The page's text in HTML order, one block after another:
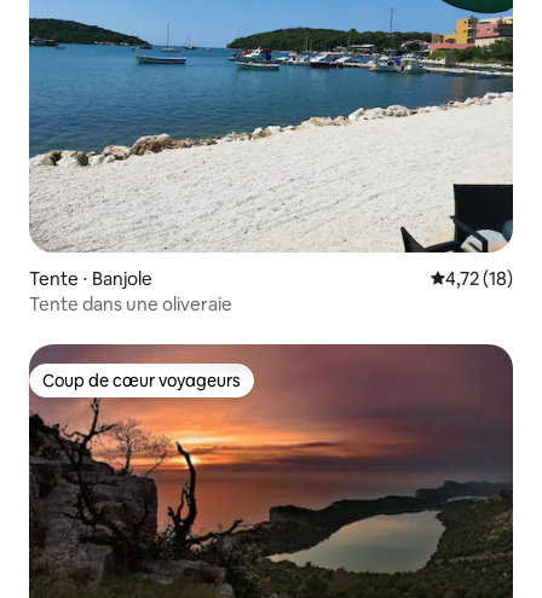
Tente ⋅ Banjole Évaluation
4,72 (18)
Tente dans une oliveraie
Coup de cœur voyageurs
Coup de cœur voyageurs